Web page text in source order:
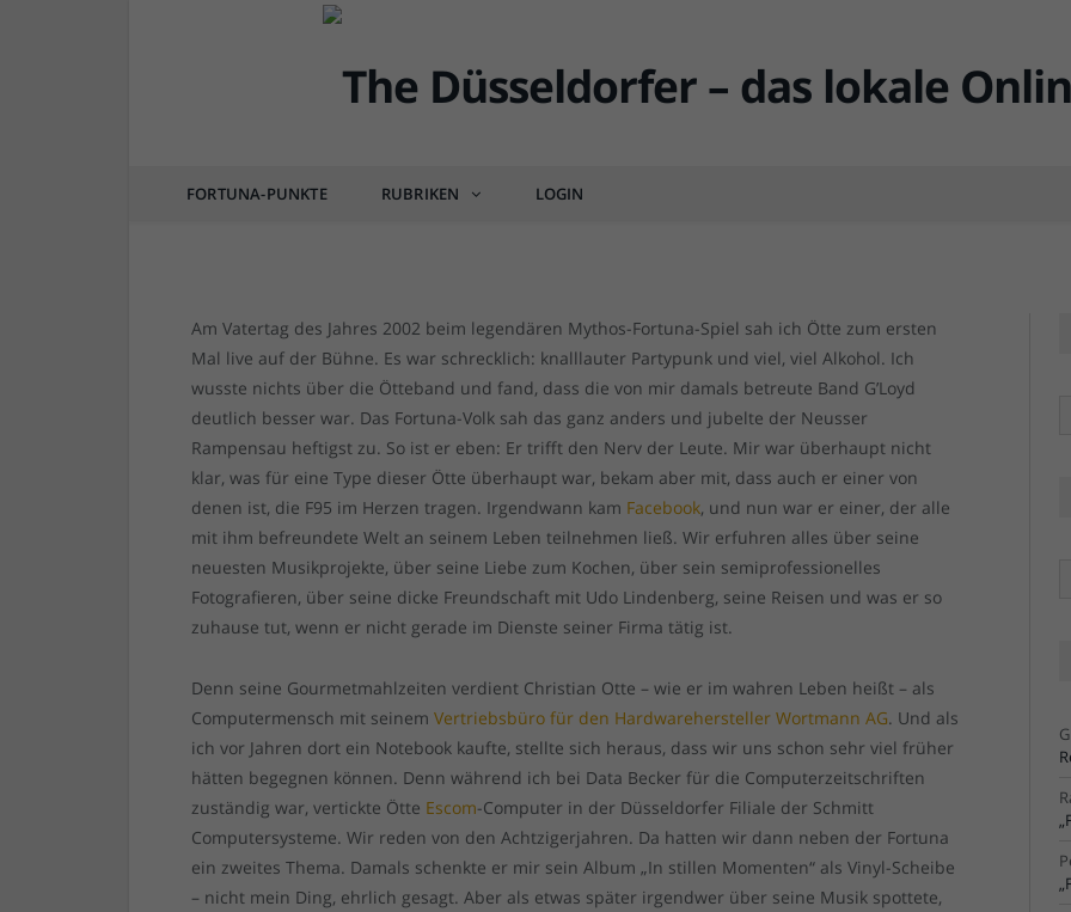
FORTUNA-PUNKTE RUBRIKEN LOGIN
DÜSSEL-KULTUR & POP
5 Fragen an: Ötte, der Mann, der immer was
Am Vatertag des Jahres 2002 beim legendären Mythos-Fortuna-Spiel sah ich Ötte zum ersten
Mal live auf der Bühne. Es war schrecklich: knalllauter Partypunk und viel, viel Alkohol. Ich
wusste nichts über die Ötteband und fand, dass die von mir damals betreute Band G’Loyd
deutlich besser war. Das Fortuna-Volk sah das ganz anders und jubelte der Neusser
Rampensau heftigst zu. So ist er eben: Er trifft den Nerv der Leute. Mir war überhaupt nicht
klar, was für eine Type dieser Ötte überhaupt war, bekam aber mit, dass auch er einer von
denen ist, die F95 im Herzen tragen. Irgendwann kam Facebook, und nun war er einer, der alle
mit ihm befreundete Welt an seinem Leben teilnehmen ließ. Wir erfuhren alles über seine
neuesten Musikprojekte, über seine Liebe zum Kochen, über sein semiprofessionelles
Fotografieren, über seine dicke Freundschaft mit Udo Lindenberg, seine Reisen und was er so
zuhause tut, wenn er nicht gerade im Dienste seiner Firma tätig ist.
Denn seine Gourmetmahlzeiten verdient Christian Otte – wie er im wahren Leben heißt – als
Computermensch mit seinemVertriebsbüro für den Hardwarehersteller Wortmann AG. Und als
ich vor Jahren dort ein Notebook kaufte, stellte sich heraus, dass wir uns schon sehr viel früher
hätten begegnen können. Denn während ich bei Data Becker für die Computerzeitschriften
zuständig war, vertickte Ötte Escom-Computer in der Düsseldorfer Filiale der Schmitt
Computersysteme. Wir reden von den Achtzigerjahren. Da hatten wir dann neben der Fortuna
ein zweites Thema. Damals schenkte er mir sein Album „In stillen Momenten“ als Vinyl-Scheibe
– nicht mein Ding, ehrlich gesagt. Aber als etwas später irgendwer über seine Musik spottete,